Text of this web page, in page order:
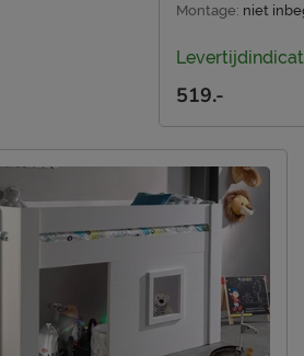
Meulebeeksestraat 51,
8710, Wielsbeke, België
sales@vipack.be
Montage: niet
519.-